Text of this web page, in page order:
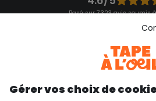
Basé sur 7 323 avis soumis
Consulter les
Gérer vos choix de